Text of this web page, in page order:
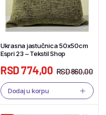
Ukrasna jastučnica 50x50cm
Espri 23 – Tekstil Shop
RSD860,00
RSD774,00
Dodaj u korpu